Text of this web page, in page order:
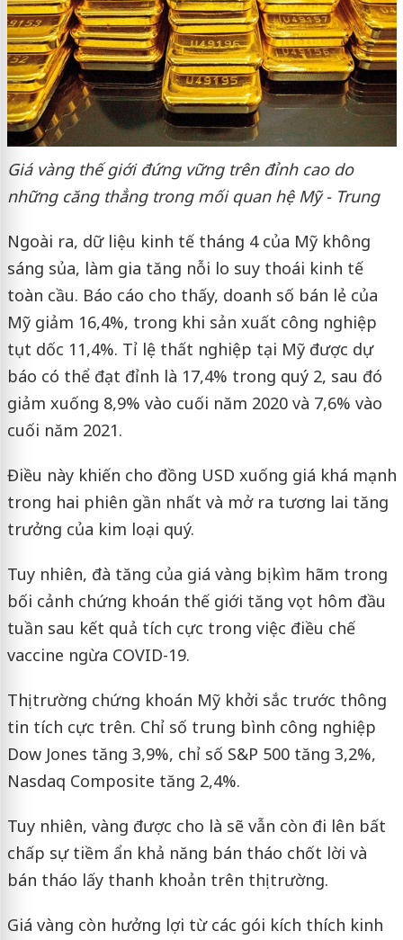
Giá vàng thế giới đứng vững trên đỉnh cao do
những căng thẳng trong mối quan hệ Mỹ - Trung
Ngoài ra, dữ liệu kinh tế tháng 4 của Mỹ không
sáng sủa, làm gia tăng nỗi lo suy thoái kinh tế
toàn cầu. Báo cáo cho thấy, doanh số bán lẻ của
Mỹ giảm 16,4%, trong khi sản xuất công nghiệp
tụt dốc 11,4%. Tỉ lệ thất nghiệp tại Mỹ được dự
báo có thể đạt đỉnh là 17,4% trong quý 2, sau đó
giảm xuống 8,9% vào cuối năm 2020 và 7,6% vào
cuối năm 2021.
Điều này khiến cho đồng USD xuống giá khá mạnh
trong hai phiên gần nhất và mở ra tương lai tăng
trưởng của kim loại quý.
Tuy nhiên, đà tăng của giá vàng bị kìm hãm trong
bối cảnh chứng khoán thế giới tăng vọt hôm đầu
tuần sau kết quả tích cực trong việc điều chế
vaccine ngừa COVID-19.
Thị trường chứng khoán Mỹ khởi sắc trước thông
tin tích cực trên. Chỉ số trung bình công nghiệp
Dow Jones tăng 3,9%, chỉ số S&P 500 tăng 3,2%,
Nasdaq Composite tăng 2,4%.
Tuy nhiên, vàng được cho là sẽ vẫn còn đi lên bất
chấp sự tiềm ẩn khả năng bán tháo chốt lời và
bán tháo lấy thanh khoản trên thị trường.
Giá vàng còn hưởng lợi từ các gói kích thích kinh